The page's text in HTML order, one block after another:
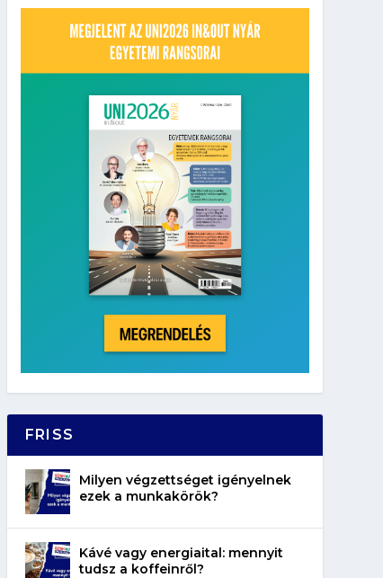
FRISS
Milyen végzettséget igényelnek
ezek a munkakörök?
Kávé vagy energiaital: mennyit
tudsz a koffeinről?